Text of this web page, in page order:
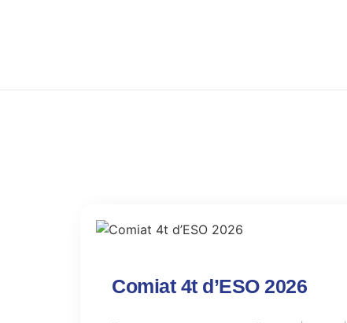
Comiat 4t d’ESO 2026